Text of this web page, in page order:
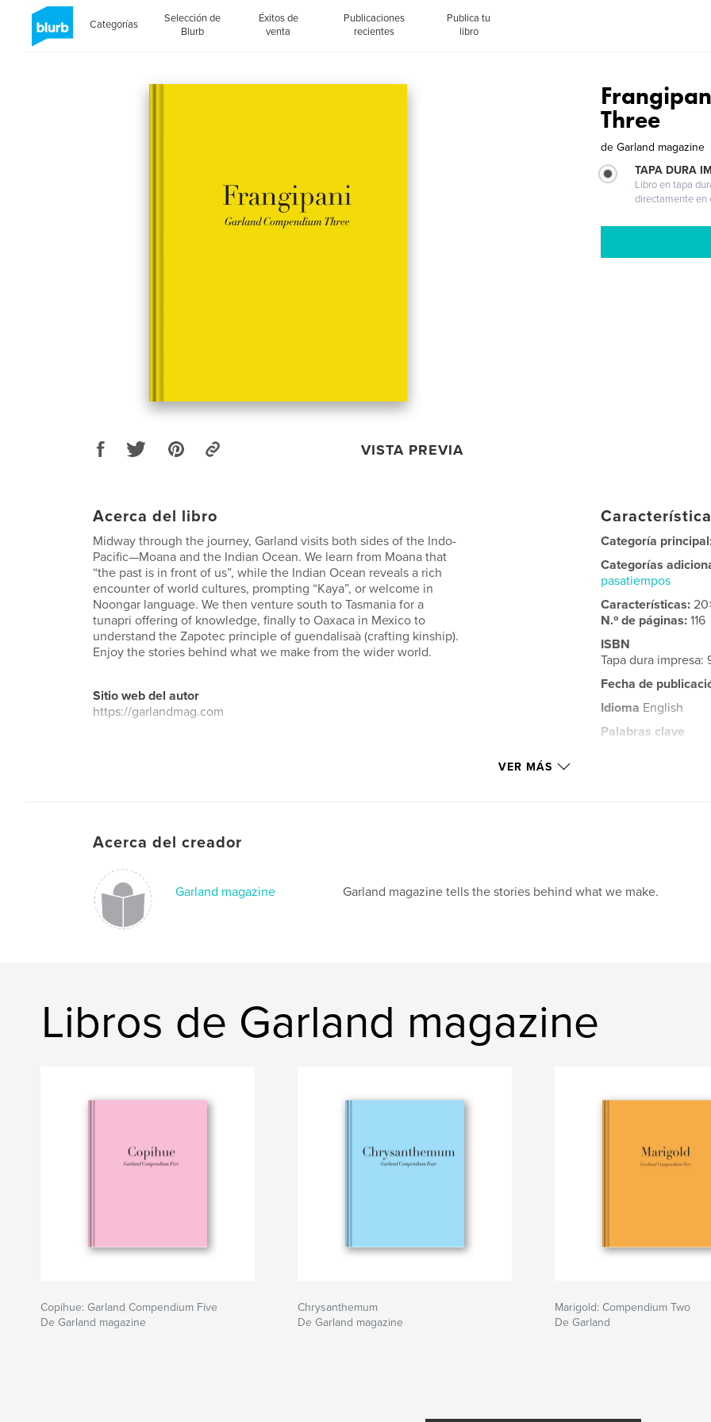
Categorías
Selección de
Blurb
Éxitos de
venta
Publicaciones
recientes
Publica tu
libro
VISTA PREVIA
Three
de Garland magazine
TAPA DURA
Libro en tapa
directamente en
Acerca del libro
Midway through the journey, Garland visits both sides of the Indo-
Pacific—Moana and the Indian Ocean. We learn from Moana that
“the past is in front of us”, while the Indian Ocean reveals a rich
encounter of world cultures, prompting “Kaya”, or welcome in
Noongar language. We then venture south to Tasmania for a
tunapri offering of knowledge, finally to Oaxaca in Mexico to
understand the Zapotec principle of guendalisaà (crafting kinship).
Enjoy the stories behind what we make from the wider world.
Sitio web del autor
https://garlandmag.com
Categoría
Categorías
pasatiempos
Características:
N.º de páginas:116
ISBN
Tapa dura impresa:
Fecha de
Idioma English
Palabras clave
VER MÁS
Acerca del creador
Garland magazine Garland magazine tells the stories behind what we make.
Libros de Garland magazine
Copihue: Garland Compendium Five
De Garland magazine
Chrysanthemum
De Garland magazine
Marigold: Compendium Two
De Garland